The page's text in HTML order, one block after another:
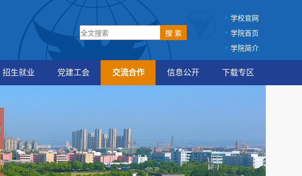
学校官网
学院首页
学院简介
招生就业 党建工会 交流合作 信息公开 下载专区